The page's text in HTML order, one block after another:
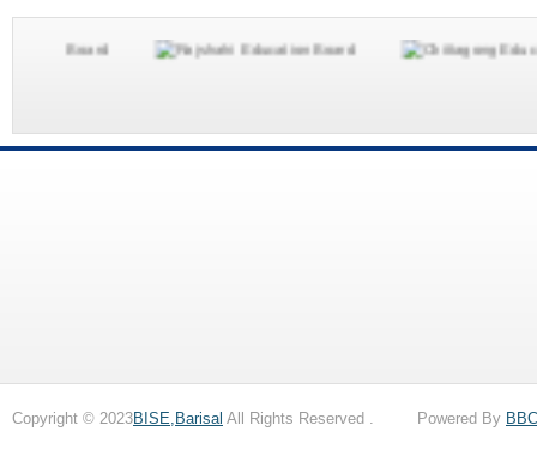
Copyright © 2023BISE,Barisal All Rights Reserved . Powered By